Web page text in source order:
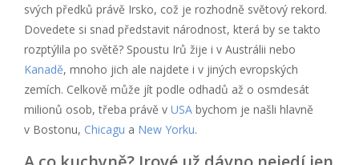
svých předků právě Irsko, což je rozhodně světový rekord.
Dovedete si snad představit národnost, která by se takto
rozptýlila po světě? Spoustu Irů žije i v Austrálii nebo
Kanadě, mnoho jich ale najdete i v jiných evropských
zemích. Celkově může jít podle odhadů až o osmdesát
milionů osob, třeba právě v USA bychom je našli hlavně
v Bostonu, Chicagu a New Yorku.